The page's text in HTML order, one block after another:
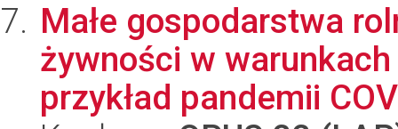
Małe gospodarstwa
żywności w
przykład pandemii